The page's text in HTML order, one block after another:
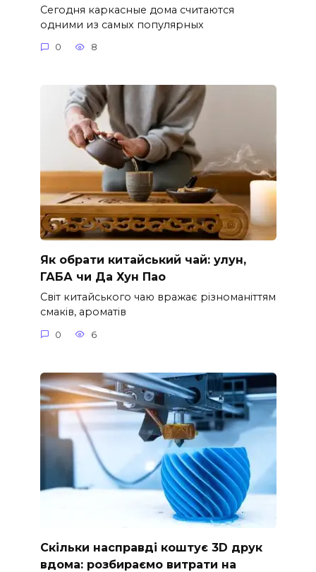
Сегодня каркасные дома считаются
одними из самых популярных
0 8
Як обрати китайський чай: улун,
ГАБА чи Да Хун Пао
Світ китайського чаю вражає різноманіттям
смаків, ароматів
0 6
Скільки насправді коштує 3D друк
вдома: розбираємо витрати на